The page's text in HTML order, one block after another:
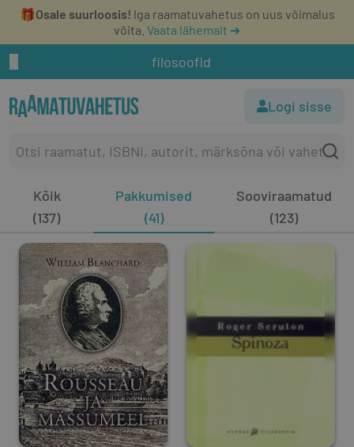
🎁Osale suurloosis! Iga raamatuvahetus on uus võimalus
võita. Vaata lähemalt ➔
filosoofid
Logi sisse
Kõik
(137)
Pakkumised
(41)
Sooviraamatud
(123)